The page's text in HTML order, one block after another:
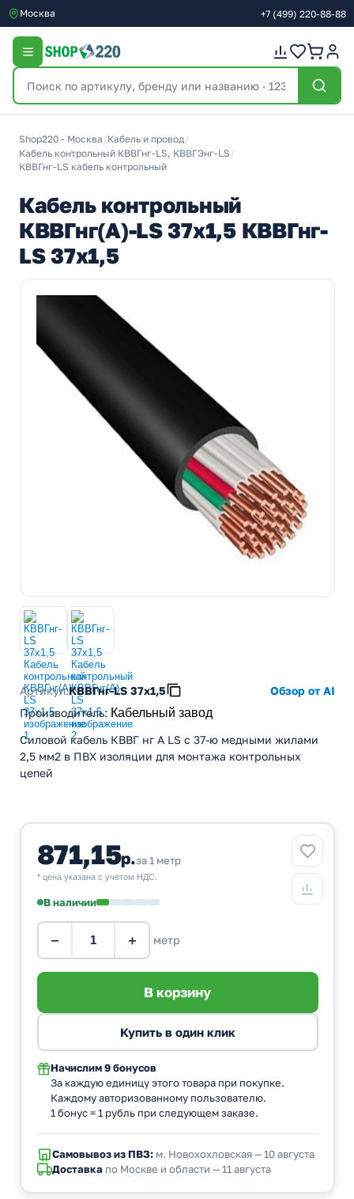
Москва +7 (499) 220-88-88
Shop220 - Москва /Кабель и провод/
Кабель контрольный КВВГнг-LS, КВВГЭнг-LS /
КВВГнг-LS кабель контрольный
Кабель контрольный
КВВГнг(А)-LS 37х1,5 КВВГнг-
LS 37х1,5
Артикул:КВВГнг-LS 37х1,5
Обзор от AI
Производитель: Кабельный завод
Силовой кабель КВВГ нг А LS с 37-ю медными жилами
2,5 мм2 в ПВХ изоляции для монтажа контрольных
цепей
871,15р.за 1 метр
* цена указана с учетом НДС.
В наличии
− + метр
Начислим 9 бонусов
За каждую единицу этого товара при покупке.
Каждому авторизованному пользователю.
1 бонус = 1 рубль при следующем заказе.
Самовывоз из ПВЗ:м. Новохохловская — 10 августа
Доставка по Москве и области — 11 августа